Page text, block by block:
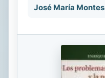
José María Montes